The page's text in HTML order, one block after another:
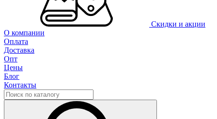
Скидки и акции
О компании
Оплата
Доставка
Опт
Цены
Блог
Контакты